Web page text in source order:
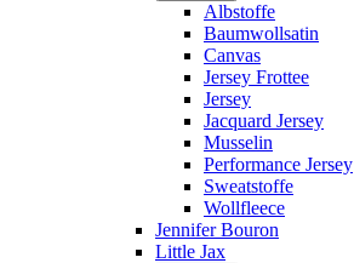
Albstoffe
Baumwollsatin
Canvas
Jersey Frottee
Jersey
Jacquard Jersey
Musselin
Performance Jersey
Sweatstoffe
Wollfleece
Jennifer Bouron
Little Jax